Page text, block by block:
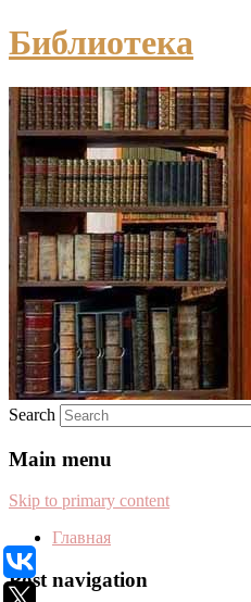
Библиотека
Search
Main menu
Skip to primary content
Главная
Post navigation